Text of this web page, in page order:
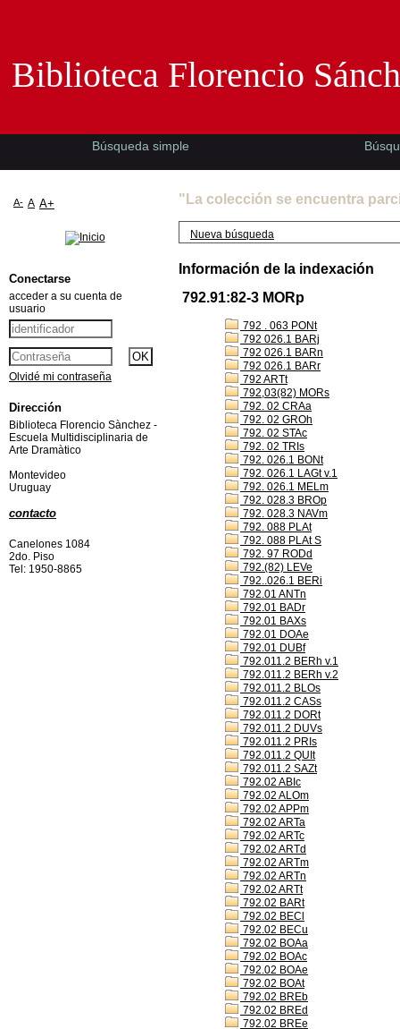
"La colección se encuentra
Nueva búsqueda
Información de la indexación
792.91:82-3 MORp
792 . 063 PONt
792 026.1 BARj
792 026.1 BARn
792 026.1 BARr
792 ARTt
792,03(82) MORs
792. 02 CRAa
792. 02 GROh
792. 02 STAc
792. 02 TRIs
792. 026.1 BONt
792. 026.1 LAGt v.1
792. 026.1 MELm
792. 028.3 BROp
792. 028.3 NAVm
792. 088 PLAt
792. 088 PLAt S
792. 97 RODd
792.(82) LEVe
792..026.1 BERi
792.01 ANTn
792.01 BADr
792.01 BAXs
792.01 DOAe
792.01 DUBf
792.011.2 BERh v.1
792.011.2 BERh v.2
792.011.2 BLOs
792.011.2 CASs
792.011.2 DORt
792.011.2 DUVs
792.011.2 PRIs
792.011.2 QUIt
792.011.2 SAZt
792.02 ABIc
792.02 ALOm
792.02 APPm
792.02 ARTa
792.02 ARTc
792.02 ARTd
792.02 ARTm
792.02 ARTn
792.02 ARTt
792.02 BARt
792.02 BECl
792.02 BECu
792.02 BOAa
792.02 BOAc
792.02 BOAe
792.02 BOAt
792.02 BREb
792.02 BREd
792.02 BREe
Biblioteca Florencio
Búsqueda simple
A- A A+
Conectarse
acceder a su cuenta de
usuario
Olvidé mi contraseña
Dirección
Biblioteca Florencio Sànchez -
Escuela Multidisciplinaria de
Arte Dramàtico
Montevideo
Uruguay
contacto
Canelones 1084
2do. Piso
Tel: 1950-8865